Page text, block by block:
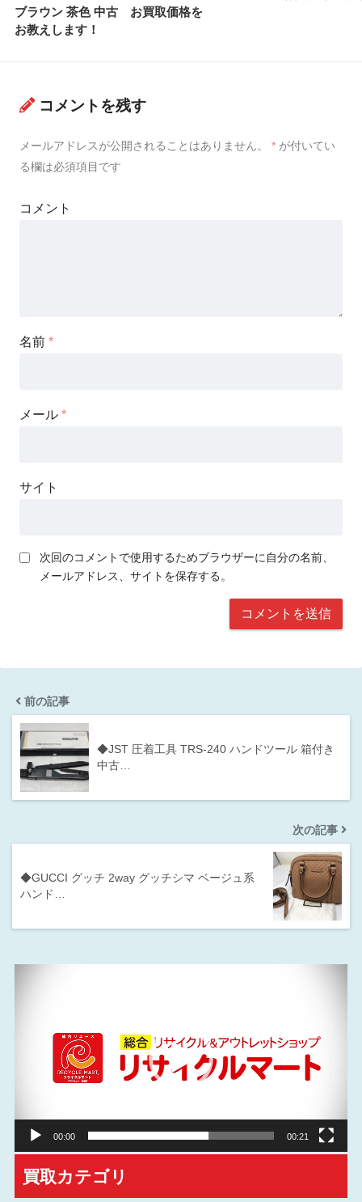
ブラウン 茶色 中古 お買取価格を
お教えします！
コメントを残す
メールアドレスが公開されることはありません。 * が付いてい
る欄は必須項目です
コメント
名前 *
メール *
サイト
次回のコメントで使用するためブラウザーに自分の名前、
メールアドレス、サイトを保存する。
前の記事
◆JST 圧着工具 TRS-240 ハンドツール 箱付き
中古…
次の記事
◆GUCCI グッチ 2way グッチシマ ベージュ系
ハンド…
00:00 00:21
買取カテゴリ